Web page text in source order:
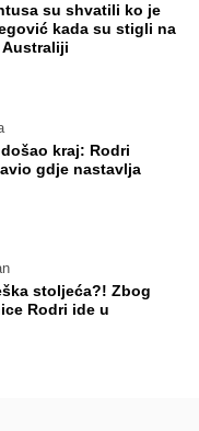
su shvatili ko je
kada su stigli na
Australiji
kraj: Rodri
gdje nastavlja
stoljeća?! Zbog
Rodri ide u